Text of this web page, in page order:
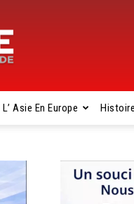
L’ Asie En Europe